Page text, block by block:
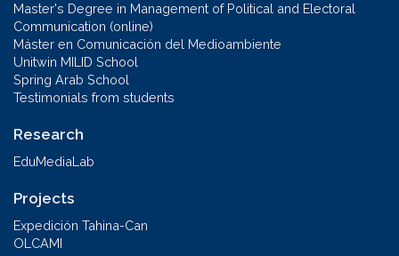
Master's Degree in Management of Political and Electoral
Communication (online)
Máster en Comunicación del Medioambiente
Unitwin MILID School
Spring Arab School
Testimonials from students
Research
EduMediaLab
Projects
Expedición Tahina-Can
OLCAMI